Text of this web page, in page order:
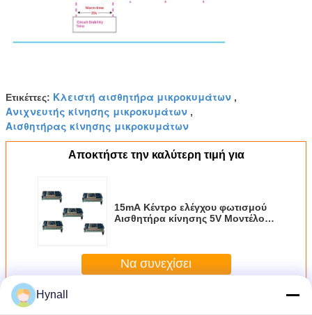
Ετικέττες: Κλειστή αισθητήρα μικροκυμάτων ,
Ανιχνευτής κίνησης μικροκυμάτων ,
Αισθητήρας κίνησης μικροκυμάτων
Αποκτήστε την καλύτερη τιμή για
15mA Κέντρο ελέγχου φωτισμού
Αισθητήρα κίνησης 5V Μοντέλο
Να συνεχίσει
Περισσότεροι
Hynall